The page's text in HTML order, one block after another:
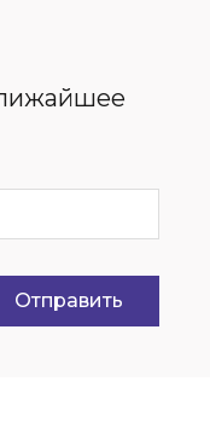
Отправить